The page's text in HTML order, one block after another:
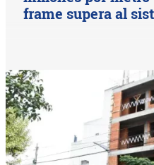
frame supera al